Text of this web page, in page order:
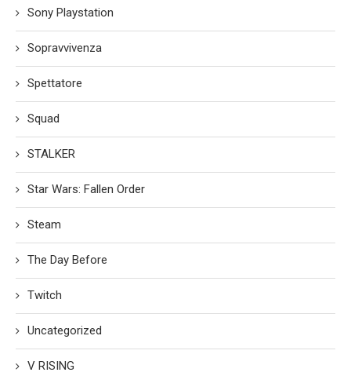
Sony Playstation
Sopravvivenza
Spettatore
Squad
STALKER
Star Wars: Fallen Order
Steam
The Day Before
Twitch
Uncategorized
V RISING